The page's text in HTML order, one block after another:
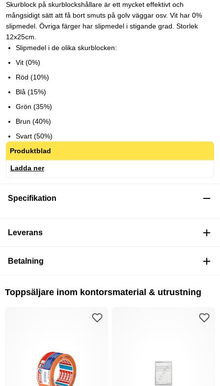
Skurblock på skurblockshållare är ett mycket effektivt och
mångsidigt sätt att få bort smuts på golv väggar osv. Vit har 0%
slipmedel. Övriga färger har slipmedel i stigande grad. Storlek
12x25cm.
Slipmedel i de olika skurblocken:
Vit (0%)
Röd (10%)
Blå (15%)
Grön (35%)
Brun (40%)
Svart (50%)
Produktblad
Ladda ner
Specifikation
Leverans
Betalning
Toppsäljare inom kontorsmaterial & utrustning